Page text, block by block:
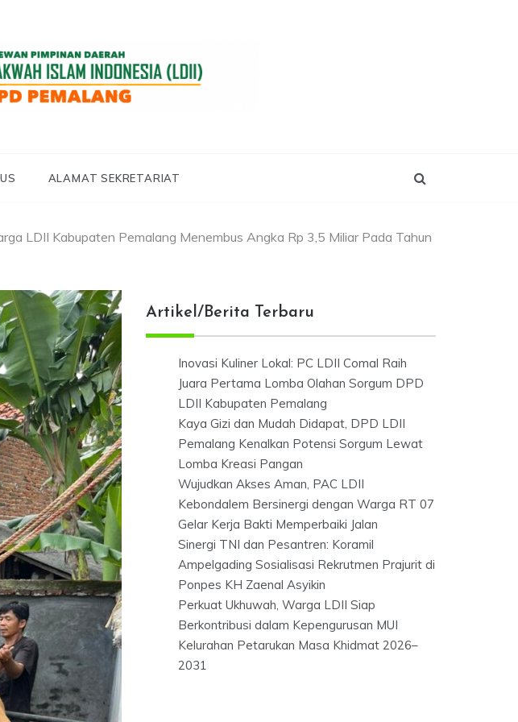
ALAMAT SEKRETARIAT
LDII Kabupaten Pemalang Menembus Angka Rp 3,5 Miliar Pada Tahun
Artikel/Berita Terbaru
Inovasi Kuliner Lokal: PC LDII Comal Raih
Juara Pertama Lomba Olahan Sorgum DPD
LDII Kabupaten Pemalang
Kaya Gizi dan Mudah Didapat, DPD LDII
Pemalang Kenalkan Potensi Sorgum Lewat
Lomba Kreasi Pangan
Wujudkan Akses Aman, PAC LDII
Kebondalem Bersinergi dengan Warga RT 07
Gelar Kerja Bakti Memperbaiki Jalan
Sinergi TNI dan Pesantren: Koramil
Ampelgading Sosialisasi Rekrutmen Prajurit di
Ponpes KH Zaenal Asyikin
Perkuat Ukhuwah, Warga LDII Siap
Berkontribusi dalam Kepengurusan MUI
Kelurahan Petarukan Masa Khidmat 2026–
2031